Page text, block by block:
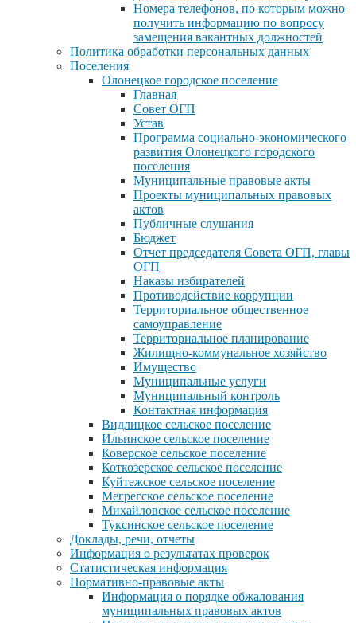
Номера телефонов, по которым можно
получить информацию по вопросу
замещения вакантных должностей
Политика обработки персональных данных
Поселения
Олонецкое городское поселение
Главная
Совет ОГП
Устав
Программа социально-экономического
развития Олонецкого городского
поселения
Муниципальные правовые акты
Проекты муниципальных правовых
актов
Публичные слушания
Бюджет
Отчет председателя Совета ОГП, главы
ОГП
Наказы избирателей
Противодействие коррупции
Территориальное общественное
самоуправление
Территориальное планирование
Жилищно-коммунальное хозяйство
Имущество
Муниципальные услуги
Муниципальный контроль
Контактная информация
Видлицкое сельское поселение
Ильинское сельское поселение
Коверское сельское поселение
Коткозерское сельское поселение
Куйтежское сельское поселение
Мегрегское сельское поселение
Михайловское сельское поселение
Туксинское сельское поселение
Доклады, речи, отчеты
Информация о результатах проверок
Статистическая информация
Нормативно-правовые акты
Информация о порядке обжалования
муниципальных правовых актов